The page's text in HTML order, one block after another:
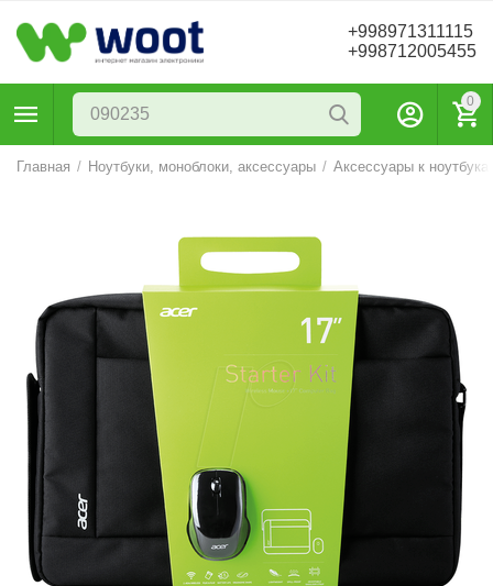
+998971311115
+998712005455
0
Главная / Ноутбуки, моноблоки, аксессуары / Аксессуары к